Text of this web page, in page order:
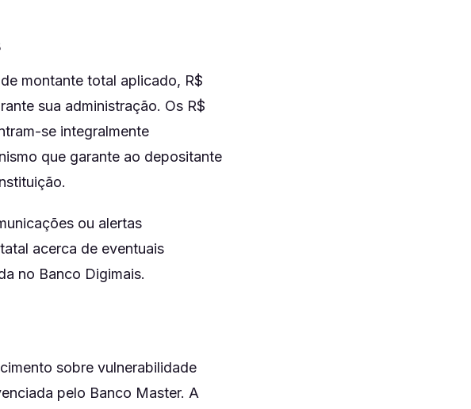
montante total aplicado, R$
sua administração. Os R$
se integralmente
que garante ao depositante
ou alertas
acerca de eventuais
no Banco Digimais.
sobre vulnerabilidade
pelo Banco Master. A